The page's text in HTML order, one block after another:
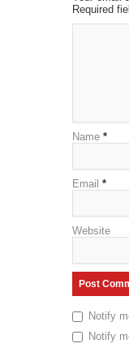
Required
Name *
Email *
Website
Notify
Notify